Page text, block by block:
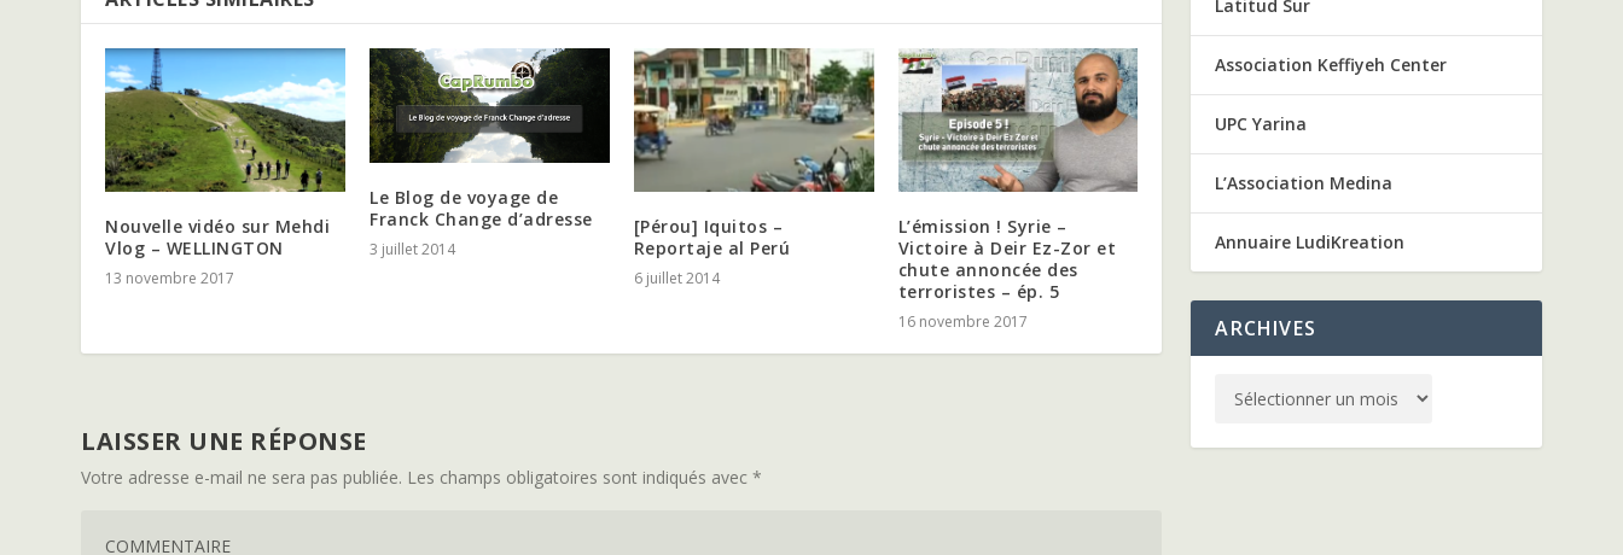
Nouvelle vidéo sur Mehdi
Vlog – WELLINGTON
13 novembre 2017
Le Blog de voyage de
Franck Change d’adresse
3 juillet 2014
[Pérou] Iquitos –
Reportaje al Perú
6 juillet 2014
L’émission ! Syrie –
Victoire à Deir Ez-Zor et
chute annoncée des
terroristes – ép. 5
16 novembre 2017
LAISSER UNE RÉPONSE
Votre adresse e-mail ne sera pas publiée. Les champs obligatoires sont indiqués avec*
Latitud Sur
Association Keffiyeh Center
UPC Yarina
L’Association Medina
Annuaire LudiKreation
ARCHIVES